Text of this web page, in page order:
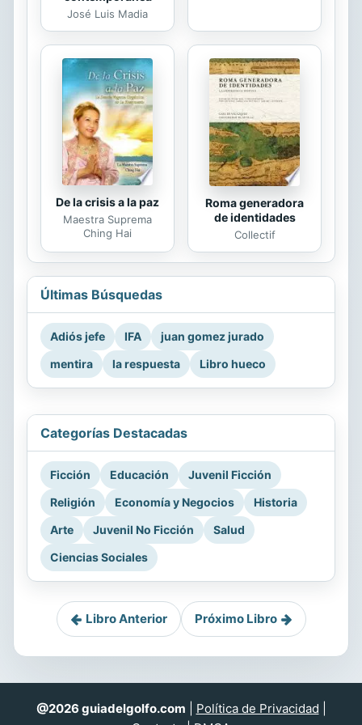
José Luis Madia
De la crisis a la paz
Maestra Suprema
Ching Hai
Roma generadora
de identidades
Collectif
Últimas Búsquedas
Adiós jefe IFA
juan gomez jurado
mentira
la respuesta Libro hueco
Categorías Destacadas
Ficción Educación
Juvenil Ficción
Religión
Economía y Negocios
Historia
Arte
Juvenil No Ficción
Salud
Ciencias Sociales
Libro Anterior Próximo Libro
@2026 guiadelgolfo.com Política de Privacidad